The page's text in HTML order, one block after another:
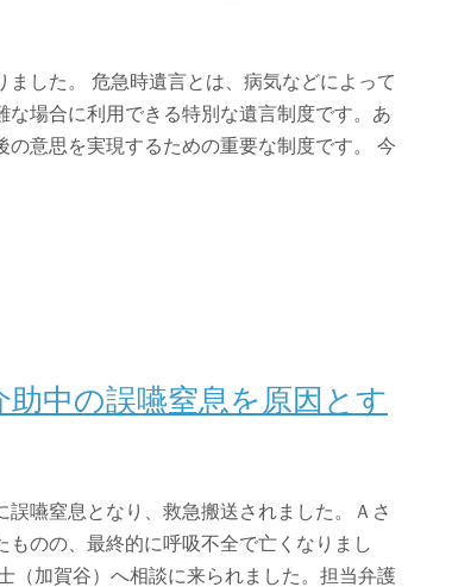
した。 危急時遺言とは、病気などによって
場合に利用できる特別な遺言制度です。あ
意思を実現するための重要な制度です。 今
中の誤嚥窒息を原因とす
嚥窒息となり、救急搬送されました。Ａさ
のの、最終的に呼吸不全で亡くなりまし
加賀谷）へ相談に来られました。担当弁護